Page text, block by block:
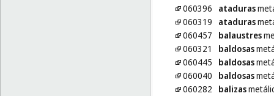
060396
ataduras
060319
ataduras
060457
balaustres
060321
baldosas
060445
baldosas
060040
baldosas
060282
balizas